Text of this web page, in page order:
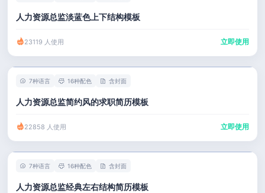
人力资源总监淡蓝色上下结构模板
23119 人使用 立即使用
7种语言 16种配色 含封面
人力资源总监简约风的求职简历模板
22858 人使用 立即使用
7种语言 16种配色 含封面
人力资源总监经典左右结构简历模板